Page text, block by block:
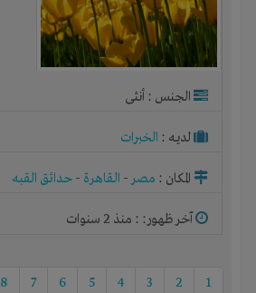
الجنس : أنثى
لديـه : الخبرات
المكان : مصر- القاهرة - حدائق القبه
آخر ظهور: : منذ 2 سنوات
1
2
3
4
5
6
7
8